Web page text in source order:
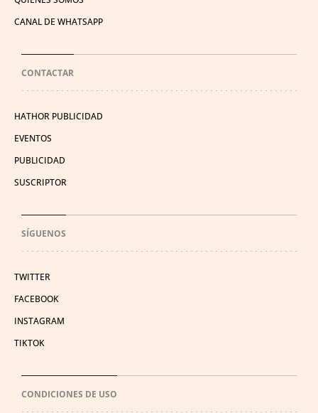
CANAL DE WHATSAPP
CONTACTAR
HATHOR PUBLICIDAD
EVENTOS
PUBLICIDAD
SUSCRIPTOR
SÍGUENOS
TWITTER
FACEBOOK
INSTAGRAM
TIKTOK
CONDICIONES DE USO